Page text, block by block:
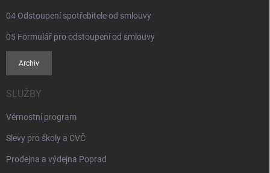
04 Odstoupení spotřebitele od smlouvy
05 Formulář pro odstoupení od smlouvy
Archiv
SLUŽBY
Věrnostní program
Slevy pro školy a CVČ
Prodejna a výdejna Poprad